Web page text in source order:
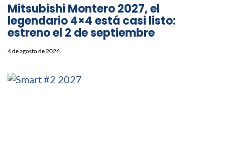
Mitsubishi Montero 2027, el
legendario 4×4 está casi listo:
estreno el 2 de septiembre
4 de agosto de 2026